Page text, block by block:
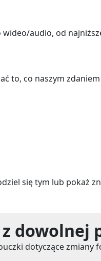
audio, od
to, co naszym
się tym lub pokaż
dowolnej
dotyczące zmiany